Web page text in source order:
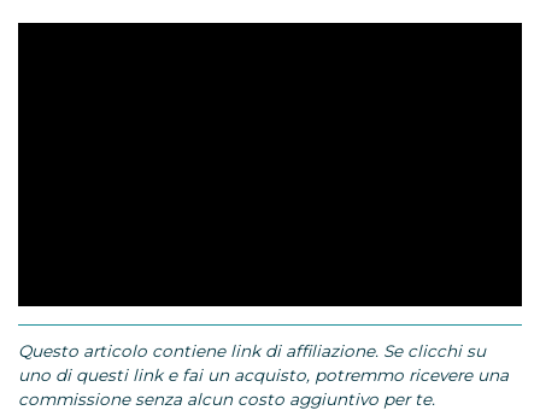
Questo articolo contiene link di affiliazione. Se clicchi su
uno di questi link e fai un acquisto, potremmo ricevere una
commissione senza alcun costo aggiuntivo per te.